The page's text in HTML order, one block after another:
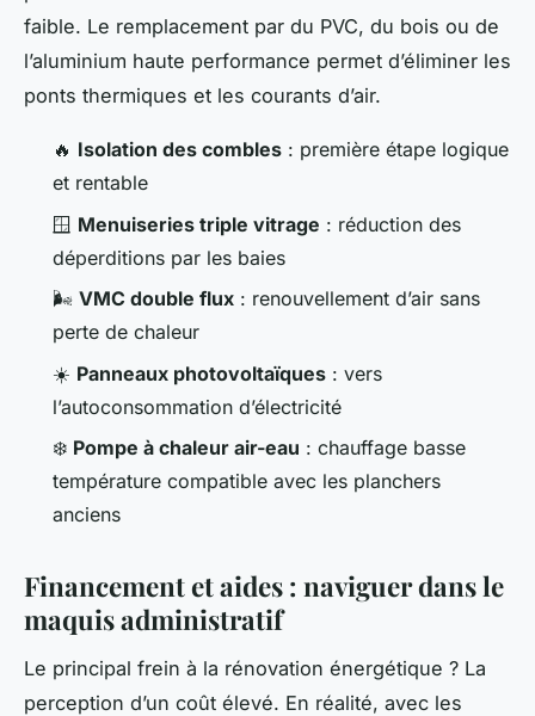
faible. Le remplacement par du PVC, du bois ou de
l’aluminium haute performance permet d’éliminer les
ponts thermiques et les courants d’air.
🔥 Isolation des combles : première étape logique
et rentable
🪟 Menuiseries triple vitrage : réduction des
déperditions par les baies
🌬️ VMC double flux : renouvellement d’air sans
perte de chaleur
☀️ Panneaux photovoltaïques : vers
l’autoconsommation d’électricité
❄️ Pompe à chaleur air-eau : chauffage basse
température compatible avec les planchers
anciens
Financement et aides : naviguer dans le
maquis administratif
Le principal frein à la rénovation énergétique ? La
perception d’un coût élevé. En réalité, avec les